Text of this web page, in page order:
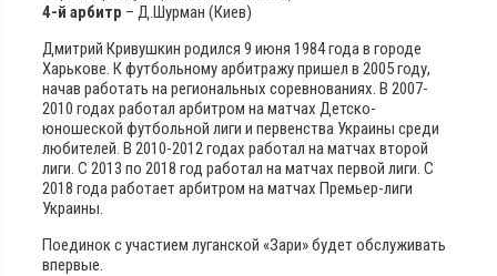
4-й арбитр – Д.Шурман (Киев)
Дмитрий Кривушкин родился 9 июня 1984 года в городе
Харькове. К футбольному арбитражу пришел в 2005 году,
начав работать на региональных соревнованиях. В 2007-
2010 годах работал арбитром на матчах Детско-
юношеской футбольной лиги и первенства Украины среди
любителей. В 2010-2012 годах работал на матчах второй
лиги. С 2013 по 2018 год работал на матчах первой лиги. С
2018 года работает арбитром на матчах Премьер-лиги
Украины.
Поединок с участием луганской «Зари» будет обслуживать
впервые.